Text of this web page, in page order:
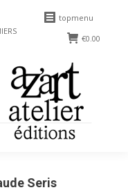
topmenu
€0.00
Seris